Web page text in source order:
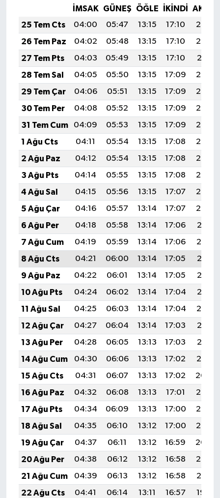
İMSAK GÜNEŞ ÖĞLE İKINDI
25 Tem Cts
04:00 05:47 13:15 17:10
20:33
26 Tem Paz
04:02 05:48 13:15 17:10
20:32
27 Tem Pts
04:03 05:49 13:15 17:10
20:31
28 Tem Sal
04:05 05:50 13:15 17:09
20:30
29 Tem Çar
04:06 05:51 13:15 17:09
20:29
30 Tem Per
04:08 05:52 13:15 17:09
20:28
31 Tem Cum
04:09 05:53 13:15 17:09
20:27
1 Ağu Cts
04:11 05:54 13:15 17:08
20:26
2 Ağu Paz
04:12 05:54 13:15 17:08
20:25
3 Ağu Pts
04:14 05:55 13:15 17:08
20:24
4 Ağu Sal
04:15 05:56 13:15 17:07
20:23
5 Ağu Çar
04:16 05:57 13:14 17:07
20:22
6 Ağu Per
04:18 05:58 13:14 17:06
20:21
7 Ağu Cum
04:19 05:59 13:14 17:06
20:19
8 Ağu Cts
04:21 06:00 13:14 17:05
20:18
9 Ağu Paz
04:22 06:01 13:14 17:05
20:17
10 Ağu Pts
04:24 06:02 13:14 17:04
20:16
11 Ağu Sal
04:25 06:03 13:14 17:04
20:14
12 Ağu Çar
04:27 06:04 13:14 17:03
20:13
13 Ağu Per
04:28 06:05 13:13 17:03
20:12
14 Ağu Cum
04:30 06:06 13:13 17:02
20:10
15 Ağu Cts
04:31 06:07 13:13 17:02
20:09
16 Ağu Paz
04:32 06:08 13:13 17:01
20:08
17 Ağu Pts
04:34 06:09 13:13 17:00
20:06
18 Ağu Sal
04:35 06:10 13:12 17:00
20:05
19 Ağu Çar
04:37 06:11 13:12 16:59
20:04
20 Ağu Per
04:38 06:12 13:12 16:58
20:02
21 Ağu Cum
04:39 06:13 13:12 16:58
20:01
22 Ağu Cts
04:41 06:14 13:11 16:57
19:59